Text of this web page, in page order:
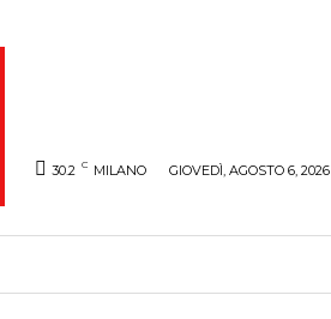
30.2 C MILANO GIOVEDÌ, AGOSTO 6, 2026